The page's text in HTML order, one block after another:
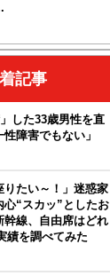
記事
した33歳男性を直
障害でもない」
たい～！」迷惑家
“スカッ”としたお
線、自由席はどれ
績を調べてみた